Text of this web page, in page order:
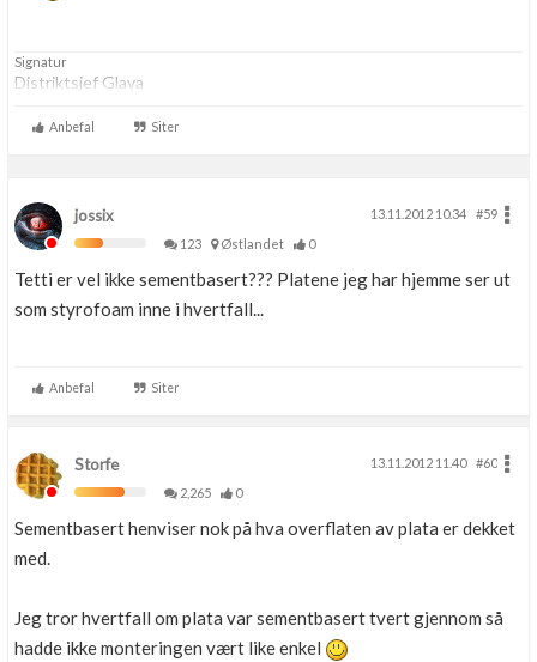
Signatur
Distriktsjef Glava
Anbefal Siter
jossix 13.11.2012 10.34
#59
123
Østlandet 0
Tetti er vel ikke sementbasert??? Platene jeg har hjemme ser ut
som styrofoam inne i hvertfall...
Anbefal Siter
Storfe 13.11.2012 11.40
#60
2,265
0
Sementbasert henviser nok på hva overflaten av plata er dekket
med.
Jeg tror hvertfall om plata var sementbasert tvert gjennom så
hadde ikke monteringen vært like enkel